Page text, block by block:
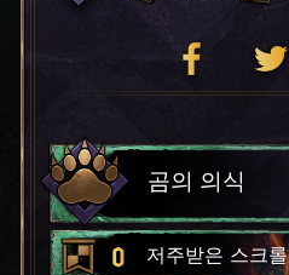
곰의 의식
0 저주받은 스크롤